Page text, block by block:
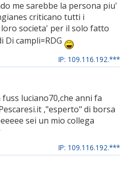
me sarebbe la persona piu'
criticano tutti i
societa' per il solo fatto
Di campli=RDG
IP: 109.116.192.***
luciano70,che anni fa
,"esperto" di borsa
sei un mio collega
IP: 109.116.192.***